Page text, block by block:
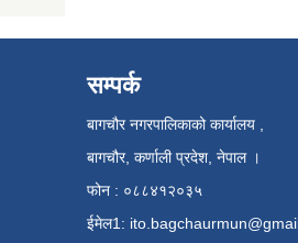
सम्पर्क
बागचौर नगरपालिकाको कार्यालय ,
बागचौर, कर्णाली प्रदेश, नेपाल ।
फोन : ०८८४१२०३५
ईमेल1: